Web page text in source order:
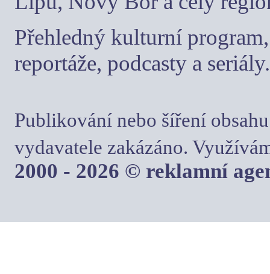
Přehledný kulturní
reportáže, podcasty a seriály.
Publikování nebo šíření
vydavatele zakázáno.
2000 - 2026 © reklamní